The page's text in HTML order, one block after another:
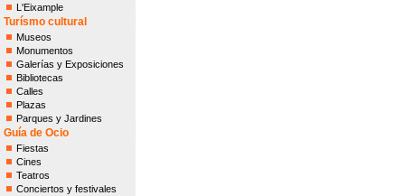
L'Eixample
Turísmo cultural
Museos
Monumentos
Galerías y Exposiciones
Bibliotecas
Calles
Plazas
Parques y Jardines
Guía de Ocio
Fiestas
Cines
Teatros
Conciertos y festivales